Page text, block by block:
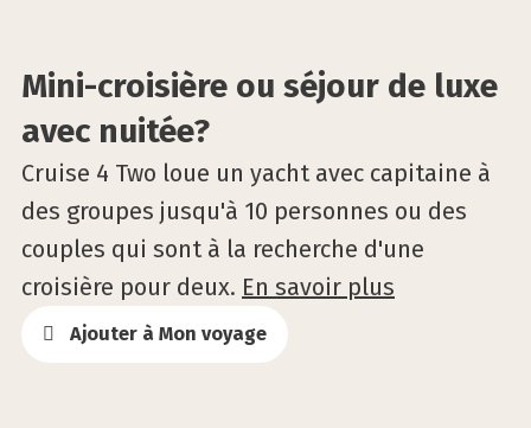
Mini-croisière ou séjour de luxe
avec nuitée?
Cruise 4 Two loue un yacht avec capitaine à
des groupes jusqu'à 10 personnes ou des
couples qui sont à la recherche d'une
croisière pour deux. En savoir plus
Ajouter à Mon voyage